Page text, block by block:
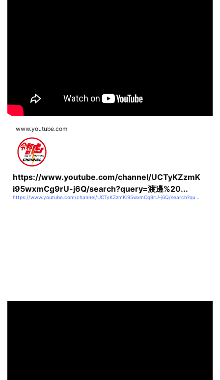
www.youtube.com
https://www.youtube.com/channel/UCTyKZzmK
i95wxmCg9rU-j6Q/search?query=渡邊%20...